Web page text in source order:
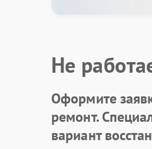
Не
Оформите
ремонт.
вариант